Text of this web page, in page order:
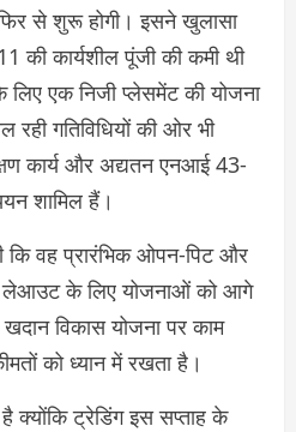
से शुरू होगी। इसने खुलासा
की कार्यशील पूंजी की कमी थी
एक निजी प्लेसमेंट की योजना
गतिविधियों की ओर भी
कार्य और अद्यतन एनआई 43-
शामिल हैं।
कि वह प्रारंभिक ओपन-पिट और
लेआउट के लिए योजनाओं को आगे
विकास योजना पर काम
को ध्यान में रखता है।
है क्योंकि ट्रेडिंग इस सप्ताह के